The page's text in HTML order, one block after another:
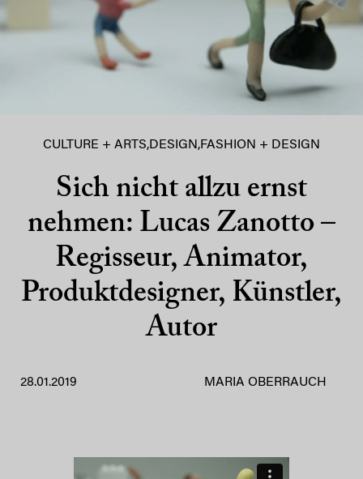
CULTURE + ARTS,DESIGN ,FASHION + DESIGN
Sich nicht allzu ernst
nehmen: Lucas Zanotto –
Regisseur, Animator,
Produktdesigner, Künstler,
Autor
28.01.2019 MARIA OBERRAUCH